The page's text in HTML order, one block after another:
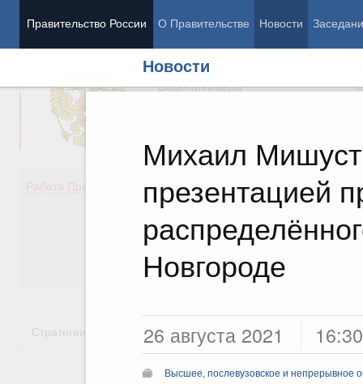
Правительство России О Правительстве Новости
Новости
Михаил
презентацией
Новгороде
26 августа 2021 16:30
Высшее, послевузовское и непрерывное
Председатель Правительства
Вице-премьеры
Работа Правительства
Демография
Здоровье
Культура
Государство
Стратегии Государственные программы